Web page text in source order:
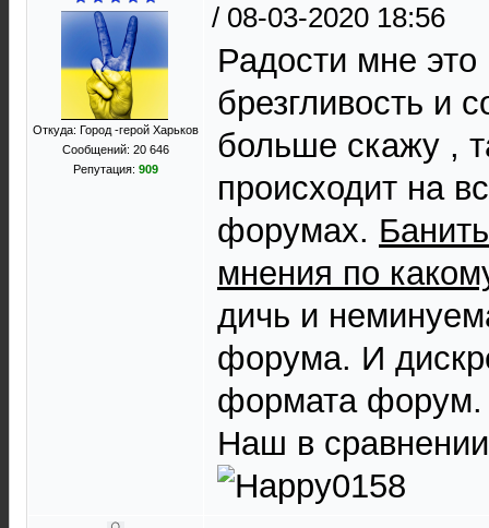
Откуда: Город -герой Харьков
Сообщений: 20 646
Репутация: 909
/ 08-03-2020 18:56
Радости мне
брезгливость и
больше скажу ,
происходит на
форумах.
мнения по
дичь и
форума. И
формата форум.
Наш в